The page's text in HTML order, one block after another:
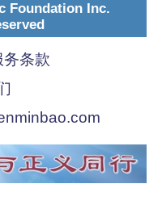
Foundation Inc.
务条款